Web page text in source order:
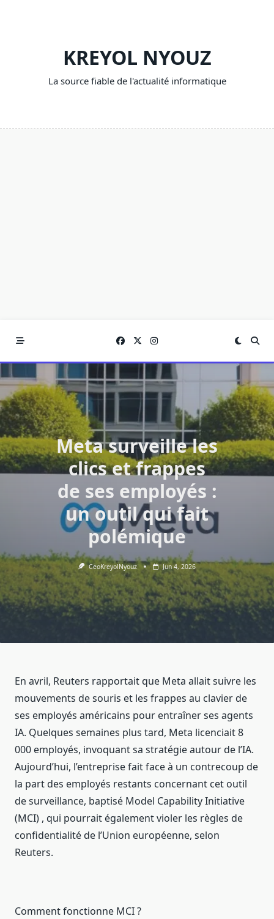
KREYOL NYOUZ
La source fiable de l'actualité informatique
Meta surveille les
clics et frappes
de ses employés :
un outil qui fait
polémique
CeoKreyolNyouz Jun 4, 2026
En avril, Reuters rapportait que Meta allait suivre les
mouvements de souris et les frappes au clavier de
ses employés américains pour entraîner ses agents
IA. Quelques semaines plus tard, Meta licenciait 8
000 employés, invoquant sa stratégie autour de l’IA.
Aujourd’hui, l’entreprise fait face à un contrecoup de
la part des employés restants concernant cet outil
de surveillance, baptisé Model Capability Initiative
(MCI) , qui pourrait également violer les règles de
confidentialité de l’Union européenne, selon
Reuters.
Comment fonctionne MCI ?